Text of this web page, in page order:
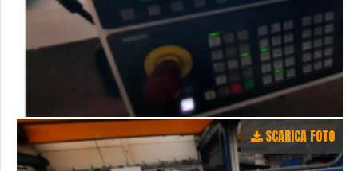
SCARICA FOTO